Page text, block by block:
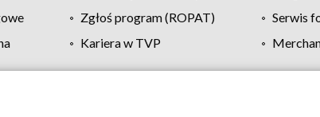
Zgłoś program (ROPAT)
Serwis
Kariera w TVP